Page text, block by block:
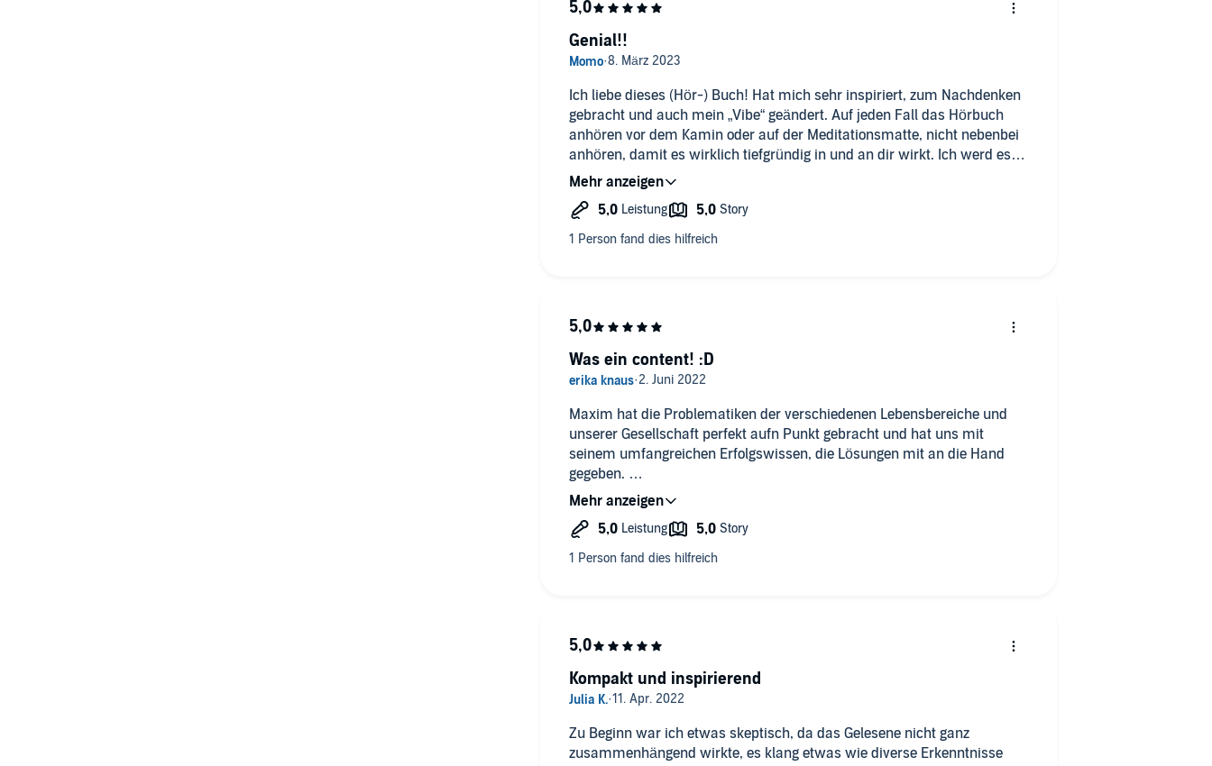
Ich liebe dieses (Hör-) Buch! Hat mich sehr inspiriert, zum Nachdenken
gebracht und auch mein „Vibe“ geändert. Auf jeden Fall das Hörbuch
anhören vor dem Kamin oder auf der Meditationsmatte, nicht nebenbei
anhören, damit es wirklich tiefgründig in und an dir wirkt. Ich werd es
mir nochmal anhören. Fand es klasse und lieb es!!
Genial!!
Maxim hat die Problematiken der verschiedenen Lebensbereiche und
unserer Gesellschaft perfekt aufn Punkt gebracht und hat uns mit
seinem umfangreichen Erfolgswissen, die Lösungen mit an die Hand
gegeben.
PS: höre es jetzt sofort zum 2. mal.
Danke dafür :)
Was ein content! :D
Zu Beginn war ich etwas skeptisch, da das Gelesene nicht ganz
zusammenhängend wirkte, es klang etwas wie diverse Erkenntnisse
Kompakt und inspirierend